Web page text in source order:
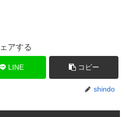
アする
LINE コピー
shindo